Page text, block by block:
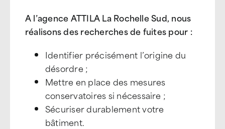
A l’agence ATTILA La Rochelle Sud, nous
réalisons des recherches de fuites pour :
Identifier précisément l’origine du
désordre ;
Mettre en place des mesures
conservatoires si nécessaire ;
Sécuriser durablement votre
bâtiment.